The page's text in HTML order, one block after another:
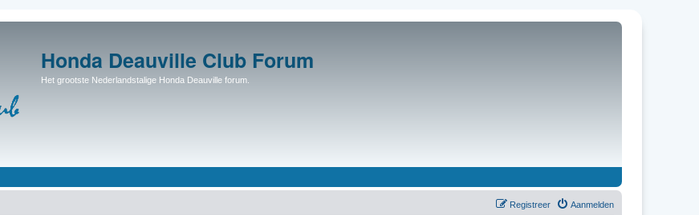
Honda Deauville Club Forum
Het grootste Nederlandstalige Honda Deauville forum.
Aanmelden
Registreer